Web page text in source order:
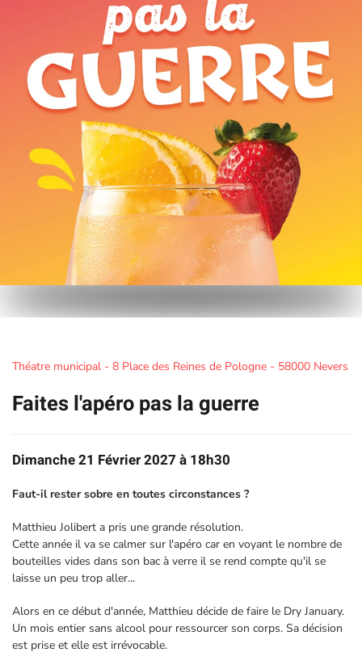
Théatre municipal - 8 Place des Reines de Pologne - 58000 Nevers
Faites l'apéro pas la guerre
Dimanche 21 Février 2027 à 18h30
Faut-il rester sobre en toutes circonstances ?
Matthieu Jolibert a pris une grande résolution.
Cette année il va se calmer sur l'apéro car en voyant le nombre de
bouteilles vides dans son bac à verre il se rend compte qu'il se
laisse un peu trop aller...
Alors en ce début d'année, Matthieu décide de faire le Dry January.
Un mois entier sans alcool pour ressourcer son corps. Sa décision
est prise et elle est irrévocable.